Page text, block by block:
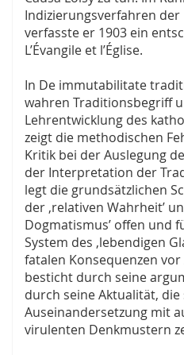
Indizierungsverfahren
verfasste er 1903 ein
L’Évangile et l’Église.
In De immutabilitate
wahren Traditionsbegriff
Lehrentwicklung des
zeigt die methodischen
Kritik bei der Auslegung
der Interpretation der
legt die grundsätzlichen
der ‚relativen Wahrheit’
Dogmatismus’ offen und
System des ‚lebendigen
fatalen Konsequenzen vor
besticht durch seine
durch seine Aktualität,
Auseinandersetzung mit
virulenten Denkmustern